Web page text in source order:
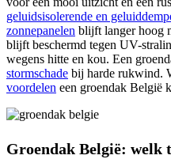
geluidsisolerende en
zonnepanelen blijft langer hoog
blijft beschermd tegen UV-
wegens hitte en kou. Een
stormschade bij harde rukwind.
voordelen een groendak België
Groendak België: welk